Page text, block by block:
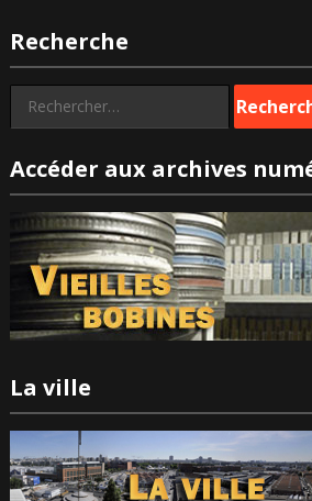
Recherche
Rechercher :
Accéder aux archives
La ville